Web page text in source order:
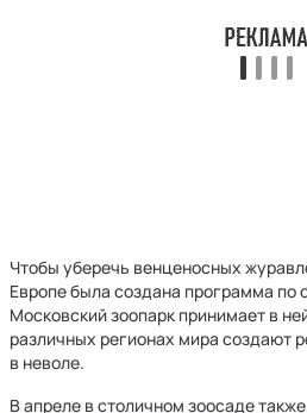
Чтобы уберечь венценосных
Европе была создана программа по
Московский зоопарк принимает в
различных регионах мира создают
в неволе.
В апреле в столичном зоосаде